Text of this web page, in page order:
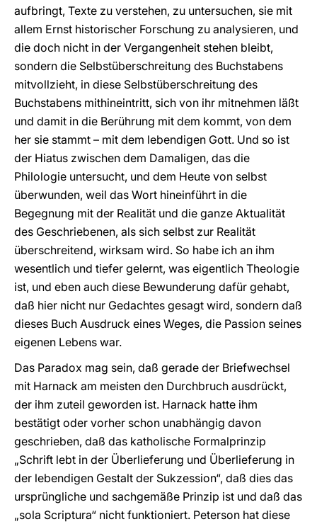
aufbringt, Texte zu verstehen, zu untersuchen, sie mit
allem Ernst historischer Forschung zu analysieren, und
die doch nicht in der Vergangenheit stehen bleibt,
sondern die Selbstüberschreitung des Buchstabens
mitvollzieht, in diese Selbstüberschreitung des
Buchstabens mithineintritt, sich von ihr mitnehmen läßt
und damit in die Berührung mit dem kommt, von dem
her sie stammt – mit dem lebendigen Gott. Und so ist
der Hiatus zwischen dem Damaligen, das die
Philologie untersucht, und dem Heute von selbst
überwunden, weil das Wort hineinführt in die
Begegnung mit der Realität und die ganze Aktualität
des Geschriebenen, als sich selbst zur Realität
überschreitend, wirksam wird. So habe ich an ihm
wesentlich und tiefer gelernt, was eigentlich Theologie
ist, und eben auch diese Bewunderung dafür gehabt,
daß hier nicht nur Gedachtes gesagt wird, sondern daß
dieses Buch Ausdruck eines Weges, die Passion seines
eigenen Lebens war.
Das Paradox mag sein, daß gerade der Briefwechsel
mit Harnack am meisten den Durchbruch ausdrückt,
der ihm zuteil geworden ist. Harnack hatte ihm
bestätigt oder vorher schon unabhängig davon
geschrieben, daß das katholische Formalprinzip
„Schrift lebt in der Überlieferung und Überlieferung in
der lebendigen Gestalt der Sukzession“, daß dies das
ursprüngliche und sachgemäße Prinzip ist und daß das
„sola Scriptura“ nicht funktioniert. Peterson hat diese